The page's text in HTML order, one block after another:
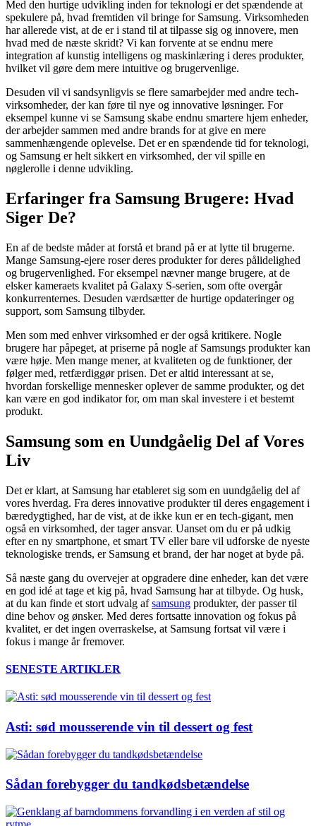
Med den hurtige udvikling inden for teknologi er det spændende at
spekulere på, hvad fremtiden vil bringe for Samsung. Virksomheden
har allerede vist, at de er i stand til at tilpasse sig og innovere, men
hvad med de næste skridt? Vi kan forvente at se endnu mere
integration af kunstig intelligens og maskinlæring i deres produkter,
hvilket vil gøre dem mere intuitive og brugervenlige.
Desuden vil vi sandsynligvis se flere samarbejder med andre tech-
virksomheder, der kan føre til nye og innovative løsninger. For
eksempel kunne vi se Samsung skabe endnu smartere hjem enheder,
der arbejder sammen med andre brands for at give en mere
sammenhængende oplevelse. Det er en spændende tid for teknologi,
og Samsung er helt sikkert en virksomhed, der vil spille en
nøglerolle i denne udvikling.
Erfaringer fra Samsung Brugere: Hvad
Siger De?
En af de bedste måder at forstå et brand på er at lytte til brugerne.
Mange Samsung-ejere roser deres produkter for deres pålidelighed
og brugervenlighed. For eksempel nævner mange brugere, at de
elsker kameraets kvalitet på Galaxy S-serien, som ofte overgår
konkurrenternes. Desuden værdsætter de hurtige opdateringer og
support, som Samsung tilbyder.
Men som med enhver virksomhed er der også kritikere. Nogle
brugere har påpeget, at priserne på nogle af Samsungs produkter kan
være høje. Men mange mener, at kvaliteten og de funktioner, der
følger med, retfærdiggør prisen. Det er altid interessant at se,
hvordan forskellige mennesker oplever de samme produkter, og det
kan være en god indikator for, om man skal investere i et bestemt
produkt.
Samsung som en Uundgåelig Del af Vores
Liv
Det er klart, at Samsung har etableret sig som en uundgåelig del af
vores hverdag. Fra deres innovative produkter til deres engagement i
bæredygtighed, har de vist, at de ikke kun er en tech-gigant, men
også en virksomhed, der tager ansvar. Uanset om du er på udkig
efter en ny smartphone, et smart TV eller bare vil udforske de nyeste
teknologiske trends, er Samsung et brand, der har noget at byde på.
Så næste gang du overvejer at opgradere dine enheder, kan det være
en god idé at tage et kig på, hvad Samsung har at tilbyde. Og husk,
at du kan finde et stort udvalg afsamsung produkter, der passer til
dine behov og ønsker. Med deres fortsatte innovation og fokus på
kvalitet, er det ingen overraskelse, at Samsung fortsat vil være i
fokus i mange år fremover.
SENESTE ARTIKLER
Asti: sød mousserende vin til dessert og fest
Sådan forebygger du tandkødsbetændelse